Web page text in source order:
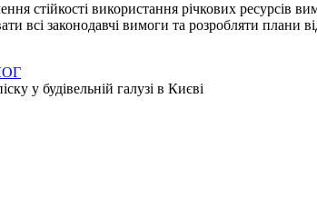
стійкості використання річкових ресурсів
всі законодавчі вимоги та розробляти
у будівельній галузі в Києві